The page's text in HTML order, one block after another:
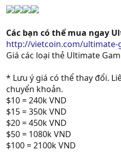
Các bạn có thể mua ngay
http://vietcoin.com/ultimate-
Giá các loại thẻ Ultimate
* Lưu ý giá có thể thay đổi.
chuyển khoản.
$10 = 240k VND
$15 = 350k VND
$20 = 450k VND
$50 = 1080k VND
$100 = 2100k VND